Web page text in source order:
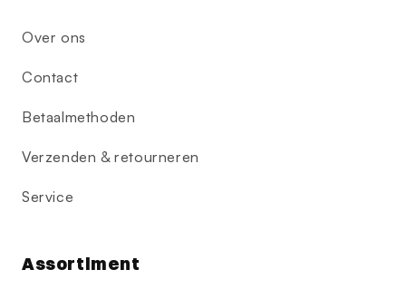
Over ons
Contact
Betaalmethoden
Verzenden & retourneren
Service
Assortiment